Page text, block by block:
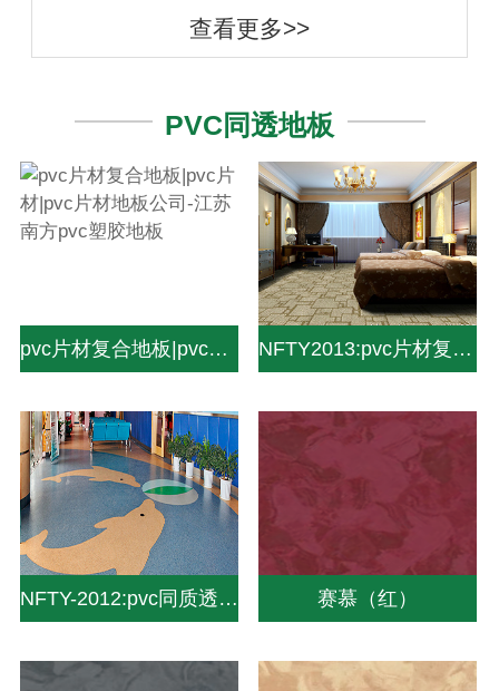
查看更多>>
PVC同透地板
pvc片材复合地板|pvc片材|pvc片材地板公司-江苏南方pvc塑胶地板 NFTY2013:pvc片材复合地板|pvc片材|pvc片材地板公司-中山南方pvc塑胶地板
NFTY-2012:pvc同质透心地板|同质透心地板厂家|同质地板价格-中山南方pvc塑胶地板 赛慕（红）